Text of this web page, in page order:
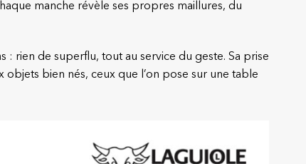
manche révèle ses propres maillures, du
: rien de superflu, tout au service du geste. Sa prise
bien nés, ceux que l’on pose sur une table